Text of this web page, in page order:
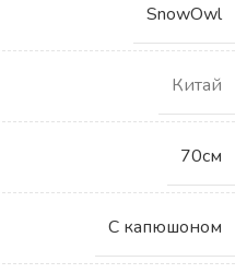
SnowOwl
Китай
70см
С капюшоном